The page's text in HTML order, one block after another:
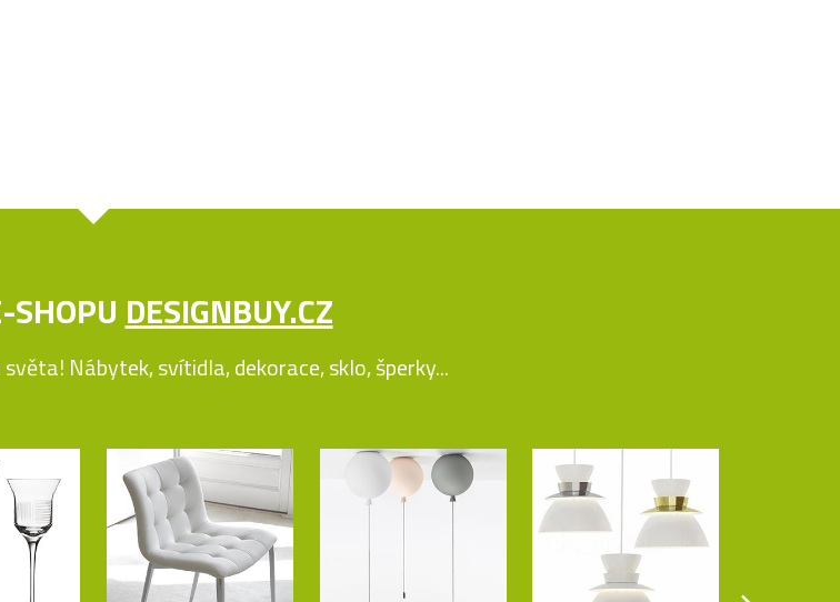
SHOPU DESIGNBUY.CZ
Nábytek, svítidla, dekorace, sklo, šperky...